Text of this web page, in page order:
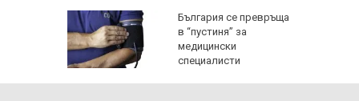
България се превръща
в “пустиня” за
медицински
специалисти